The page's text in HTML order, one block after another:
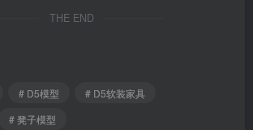
THE END
# D5模型
# D5软装家具
# 凳子模型